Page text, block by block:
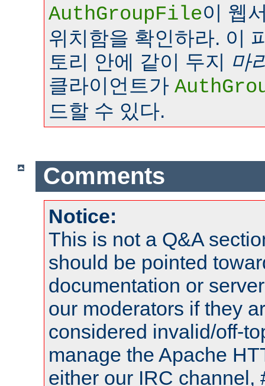
AuthGroupFile이 웹
위치함을 확인하라. 이
토리 안에 같이 두지 마
클라이언트가
드할 수 있다.
Comments
Notice:
This is not a Q&A
should be pointed
documentation or
our moderators if they
considered invalid/off-
manage the Apache
either our IRC channel,